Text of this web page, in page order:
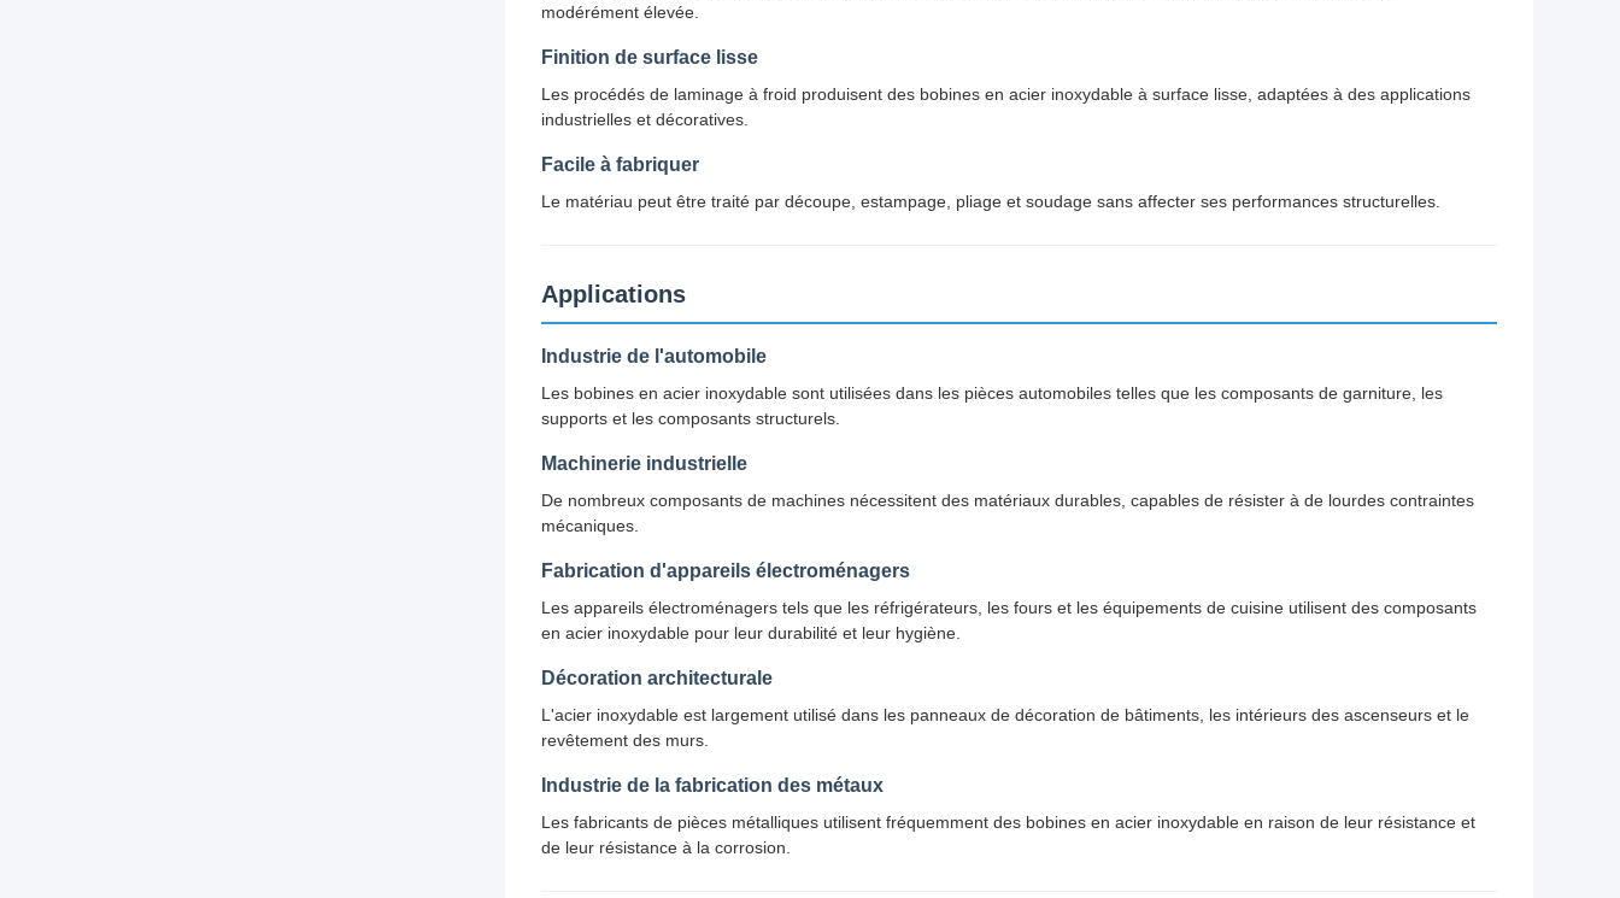
modérément élevée.
Finition de surface lisse
Les procédés de laminage à froid produisent des bobines en acier inoxydable à surface lisse, adaptées à des applications
industrielles et décoratives.
Facile à fabriquer
Le matériau peut être traité par découpe, estampage, pliage et soudage sans affecter ses performances structurelles.
Applications
Industrie de l'automobile
Les bobines en acier inoxydable sont utilisées dans les pièces automobiles telles que les composants de garniture, les
supports et les composants structurels.
Machinerie industrielle
De nombreux composants de machines nécessitent des matériaux durables, capables de résister à de lourdes contraintes
mécaniques.
Fabrication d'appareils électroménagers
Les appareils électroménagers tels que les réfrigérateurs, les fours et les équipements de cuisine utilisent des composants
en acier inoxydable pour leur durabilité et leur hygiène.
Décoration architecturale
L'acier inoxydable est largement utilisé dans les panneaux de décoration de bâtiments, les intérieurs des ascenseurs et le
revêtement des murs.
Industrie de la fabrication des métaux
Les fabricants de pièces métalliques utilisent fréquemment des bobines en acier inoxydable en raison de leur résistance et
de leur résistance à la corrosion.